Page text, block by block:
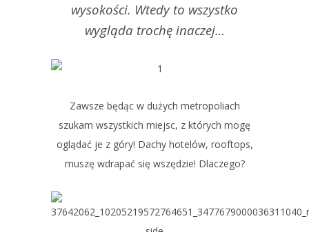
wysokości. Wtedy to wszystko
wygląda trochę inaczej…
Zawsze będąc w dużych metropoliach
szukam wszystkich miejsc, z których mogę
oglądać je z góry! Dachy hotelów, rooftops,
muszę wdrapać się wszędzie! Dlaczego?